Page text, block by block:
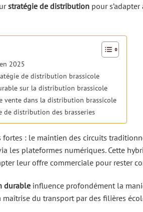
stratégie de distribution pour
2025
de distribution brassicole
sur la distribution brassicole
vente dans la distribution brassicole
distribution des brasseries
fortes : le maintien des circuits
les plateformes numériques. Cette
leur offre commerciale pour rester
durable influence profondément la
maîtrise du transport par des filières